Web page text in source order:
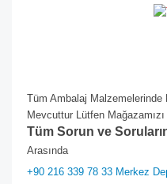
Tüm Ambalaj Malzemelerinde
Mevcuttur Lütfen
Tüm Sorun ve
Arasında
+90 216 339 78 33 Merkez